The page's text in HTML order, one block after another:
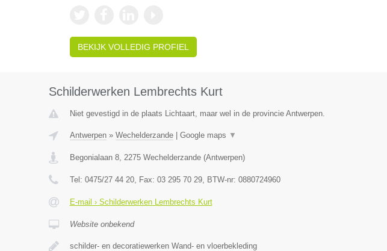
BEKIJK VOLLEDIG PROFIEL
Schilderwerken Lembrechts Kurt
Niet gevestigd in de plaats Lichtaart, maar wel in de provincie Antwerpen.
Antwerpen» Wechelderzande| Google maps ▼
Begonialaan 8, 2275 Wechelderzande(Antwerpen)
Tel: 0475/27 44 20, Fax: 03 295 70 29, BTW-nr: 0880724960
E-mail › Schilderwerken Lembrechts Kurt
Website onbekend
schilder- en decoratiewerken Wand- en vloerbekleding